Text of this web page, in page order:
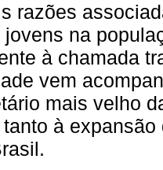
razões
na
à chamada
vem
mais velho
à